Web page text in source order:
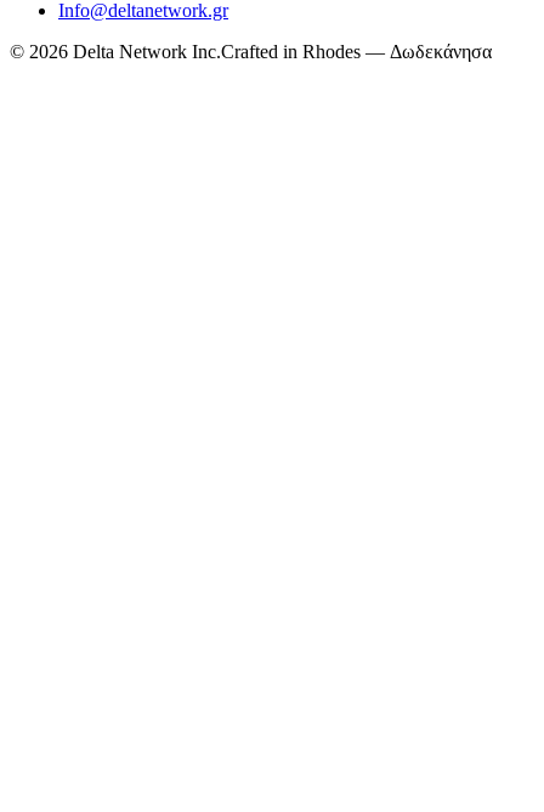
Info@deltanetwork.gr
© 2026 Delta Network Inc.Crafted in Rhodes — Δωδεκάνησα